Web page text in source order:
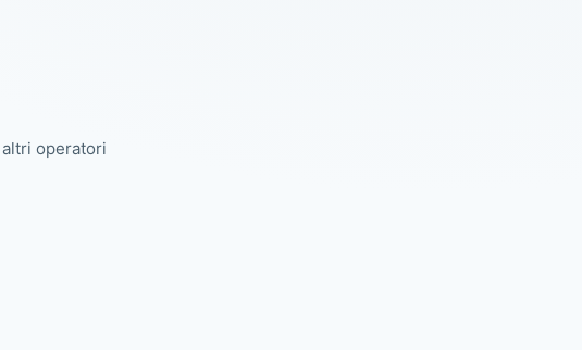
operatori